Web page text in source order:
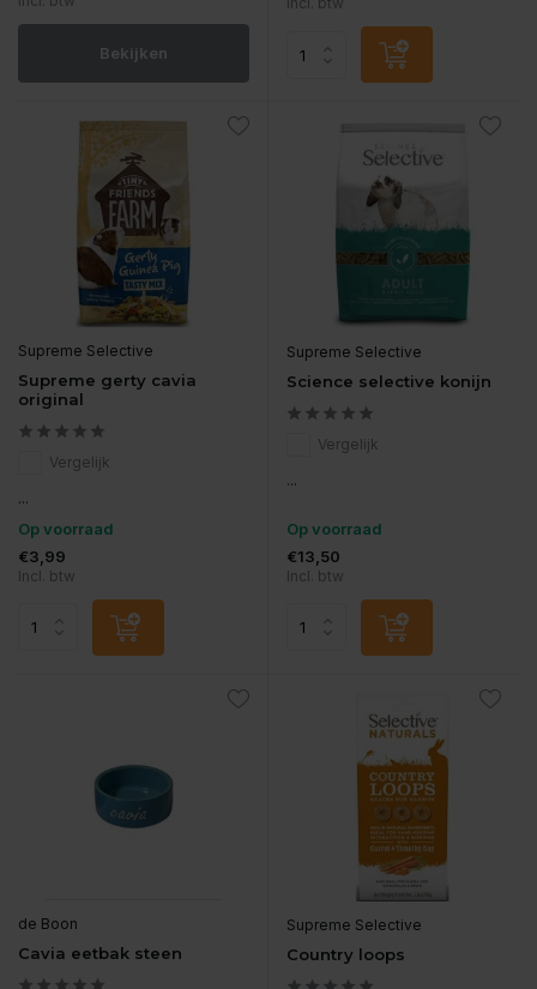
Bekijken
Supreme Selective
Supreme gerty cavia
original
Vergelijk
...
Op voorraad
€3,99
Incl. btw
Supreme Selective
Science selective konijn
Vergelijk
...
Op voorraad
€13,50
Incl. btw
de Boon
Cavia eetbak steen
Supreme Selective
Country loops